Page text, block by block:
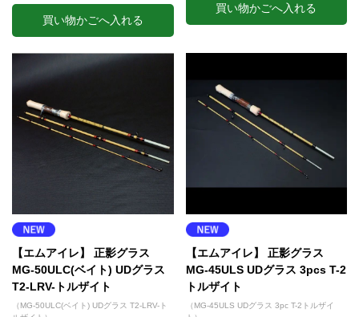
買い物かごへ入れる
買い物かごへ入れる
【エムアイレ】 正影グラス
MG-50ULC(ベイト) UDグラス
T2-LRV-トルザイト
（MG-50ULC(ベイト) UDグラス T2-LRV-ト
【エムアイレ】 正影グラス
MG-45ULS UDグラス 3pcs T-2
トルザイト
（MG-45ULS UDグラス 3pc T-2トルザイ